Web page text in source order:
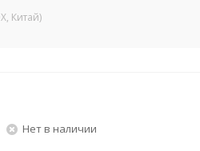
Китай)
Нет в наличии